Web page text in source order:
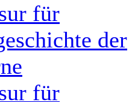
für
der
für